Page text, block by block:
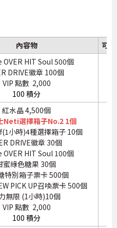
內容物 可
OVER HIT Soul 500個
DRIVE徽章 100個
VIP 點數 2,000
100 積分
紅水晶 4,500個
Neti選擇箱子No.2 1個
小時)4種選擇箱子 10個
DRIVE徽章 30個
OVER HIT Soul 100個
蜜綠色糖果 30個
特別箱子票卡 500個
PICK UP召喚票卡 500個
無限 (1小時)10個
VIP 點數 2,000
100 積分